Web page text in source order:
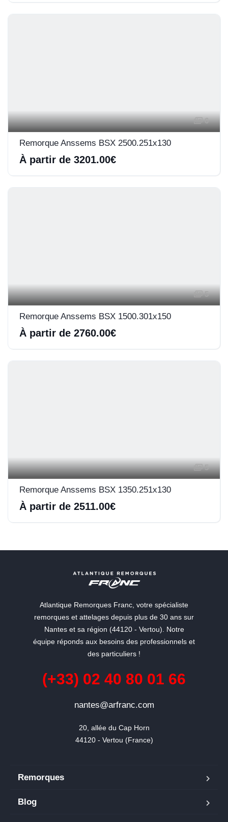
6
Remorque Anssems BSX 2500.251x130
À partir de 3201.00€
5
Remorque Anssems BSX 1500.301x150
À partir de 2760.00€
5
Remorque Anssems BSX 1350.251x130
À partir de 2511.00€
Atlantique Remorques Franc, votre spécialiste
remorques et attelages depuis plus de 30 ans sur
Nantes et sa région (44120 - Vertou). Notre
équipe réponds aux besoins des professionnels et
des particuliers !
(+33) 02 40 80 01 66
nantes@arfranc.com
20, allée du Cap Horn
44120 - Vertou (France)
Remorques
Blog